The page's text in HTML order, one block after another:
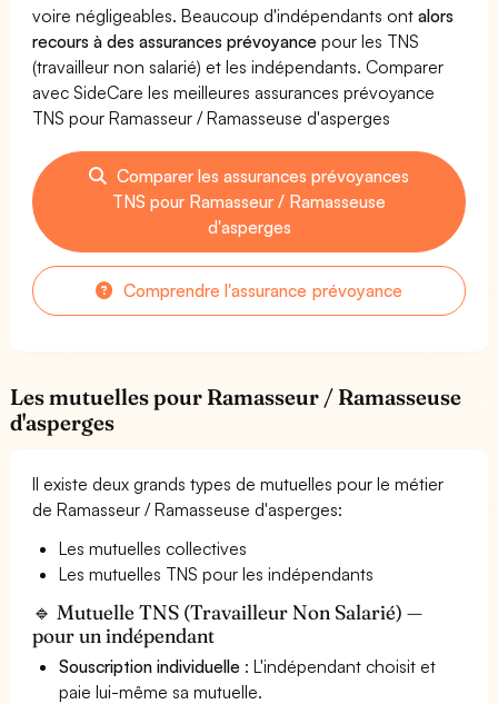
voire négligeables. Beaucoup d'indépendants ontalors
recours à des assurances prévoyance pour les TNS
(travailleur non salarié) et les indépendants. Comparer
avec SideCare les meilleures assurances prévoyance
TNS pour Ramasseur / Ramasseuse d'asperges
Comparer les assurances prévoyances
TNS pour Ramasseur / Ramasseuse
d'asperges
Comprendre l'assurance prévoyance
Les mutuelles pour Ramasseur / Ramasseuse
d'asperges
Il existe deux grands types de mutuelles pour le métier
de Ramasseur / Ramasseuse d'asperges:
Les mutuelles collectives
Les mutuelles TNS pour les indépendants
🔹 Mutuelle TNS (Travailleur Non Salarié) —
pour un indépendant
Souscription individuelle : L'indépendant choisit et
paie lui-même sa mutuelle.